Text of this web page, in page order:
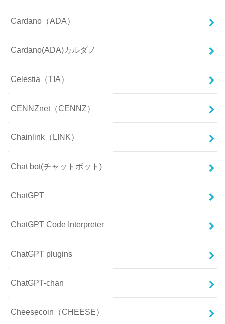
Cardano（ADA）
Cardano(ADA)カルダノ
Celestia（TIA）
CENNZnet（CENNZ）
Chainlink（LINK）
Chat bot(チャットボット)
ChatGPT
ChatGPT Code Interpreter
ChatGPT plugins
ChatGPT-chan
Cheesecoin（CHEESE）